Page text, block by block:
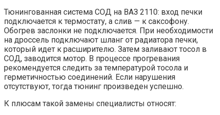
Тюнингованная система СОД на ВАЗ 2110: вход печки
подключается к термостату, а слив — к саксофону.
Обогрев заслонки не подключается. При необходимости
на дроссель подключают шланг от радиатора печки,
который идет к расширителю. Затем заливают тосол в
СОД, заводится мотор. В процессе прогревания
рекомендуется следить за температурой тосола и
герметичностью соединений. Если нарушения
отсутствуют, тогда тюнинг произведен успешно.
К плюсам такой замены специалисты относят: